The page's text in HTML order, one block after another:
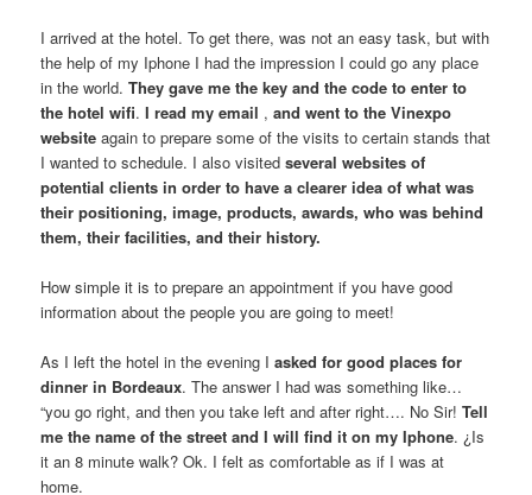
I arrived at the hotel. To get there, was not an easy task, but with
the help of my Iphone I had the impression I could go any place
in the world.They gave me the key and the code to enter to
the hotel wifi.I read my email , and went to the Vinexpo
website again to prepare some of the visits to certain stands that
I wanted to schedule. I also visited several websites of
potential clients in order to have a clearer idea of what was
their positioning, image, products, awards, who was behind
them, their facilities, and their history.
How simple it is to prepare an appointment if you have good
information about the people you are going to meet!
As I left the hotel in the evening Iasked for good places for
dinner in Bordeaux. The answer I had was something like…
“you go right, and then you take left and after right…. No Sir!Tell
me the name of the street and I will find it on my Iphone. ¿Is
it an 8 minute walk? Ok. I felt as comfortable as if I was at
home.